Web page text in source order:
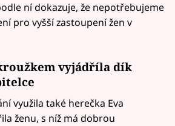
ní dokazuje, že nepotřebujeme
pro vyšší zastoupení žen v
vyjádříla dík
využila také herečka Eva
ženu, s níž má dobrou